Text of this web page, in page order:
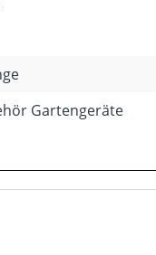
Gartengeräte